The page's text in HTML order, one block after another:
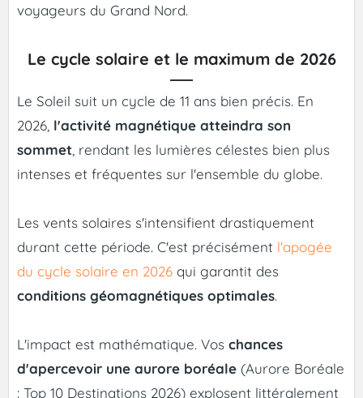
voyageurs du Grand Nord.
Le cycle solaire et le maximum de 2026
Le Soleil suit un cycle de 11 ans bien précis. En
2026, l'activité magnétique atteindra son
sommet , rendant les lumières célestes bien plus
intenses et fréquentes sur l'ensemble du globe.
Les vents solaires s'intensifient drastiquement
durant cette période. C'est précisément l'apogée
du cycle solaire en 2026 qui garantit des
conditions géomagnétiques optimales.
L'impact est mathématique. Vos chances
d'apercevoir une aurore boréale (Aurore Boréale
: Top 10 Destinations 2026) explosent littéralement